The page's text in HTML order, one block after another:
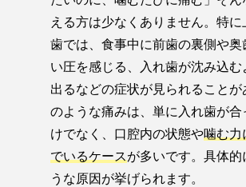
える方は少なくありません。特
歯では、食事中に前歯の裏側や奥
い圧を感じる、入れ歯が沈み込
出るなどの症状が見られることが
のような痛みは、単に入れ歯が合
けでなく、口腔内の状態や噛む力
でいるケースが多いです。具体的
うな原因が挙げられます。